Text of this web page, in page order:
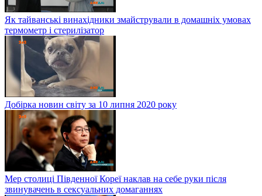
Як тайванські винахідники змайстрували в домашніх умовах
термометр і стерилізатор
Добірка новин світу за 10 липня 2020 року
Мер столиці Південної Кореї наклав на себе руки після
звинувачень в сексуальних домаганнях